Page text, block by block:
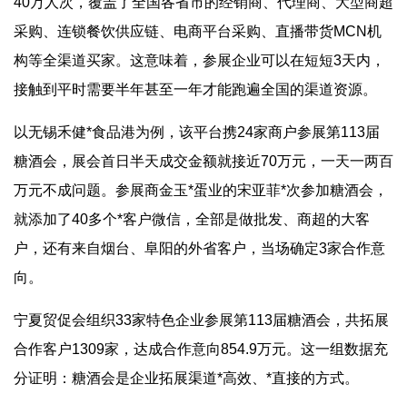
采购、连锁餐饮供应链、电商平台采购、直播带货MCN机
构等全渠道买家。这意味着，参展企业可以在短短3天内，
接触到平时需要半年甚至一年才能跑遍全国的渠道资源。
以无锡禾健*食品港为例，该平台携24家商户参展第113届
糖酒会，展会首日半天成交金额就接近70万元，一天一两百
万元不成问题。参展商金玉*蛋业的宋亚菲*次参加糖酒会，
就添加了40多个*客户微信，全部是做批发、商超的大客
户，还有来自烟台、阜阳的外省客户，当场确定3家合作意
向。
宁夏贸促会组织33家特色企业参展第113届糖酒会，共拓展
合作客户1309家，达成合作意向854.9万元。这一组数据充
分证明：糖酒会是企业拓展渠道*高效、*直接的方式。